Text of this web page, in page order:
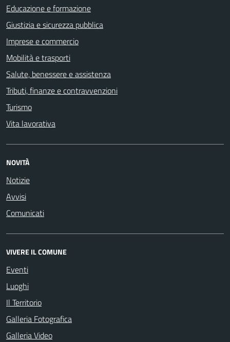
Educazione e formazione
Giustizia e sicurezza pubblica
Imprese e commercio
Mobilità e trasporti
Salute, benessere e assistenza
Tributi, finanze e contravvenzioni
Turismo
Vita lavorativa
NOVITÀ
Notizie
Avvisi
Comunicati
VIVERE IL COMUNE
Eventi
Luoghi
Il Territorio
Galleria Fotografica
Galleria Video